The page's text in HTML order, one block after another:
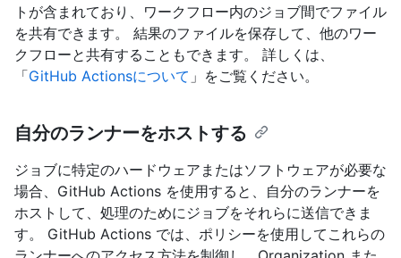
トが含まれており、ワークフロー内のジョブ間でファイル
を共有できます。 結果のファイルを保存して、他のワー
クフローと共有することもできます。 詳しくは、
「GitHub Actionsについて 」をご覧ください。
自分のランナーをホストする
ジョブに特定のハードウェアまたはソフトウェアが必要な
場合、GitHub Actions を使用すると、自分のランナーを
ホストして、処理のためにジョブをそれらに送信できま
す。 GitHub Actions では、ポリシーを使用してこれらの